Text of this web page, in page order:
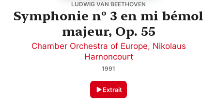
LUDWIG VAN BEETHOVEN
Symphonie nº 3 en mi bémol
majeur, Op. 55
Chamber Orchestra of Europe, Nikolaus
Harnoncourt
1991
Extrait